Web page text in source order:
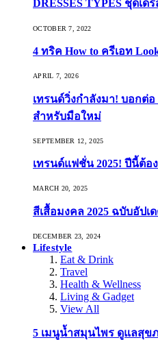
DRESSES TYPES ชุดเด
OCTOBER 7, 2022
4 ทริค How to ครีเอท
APRIL 7, 2026
เทรนด์วิ่งกำลังมา! บอกต่
สำหรับมือใหม่
SEPTEMBER 12, 2025
เทรนด์แฟชั่น 2025! ปีนี้ต้อ
MARCH 20, 2025
สีเสื้อมงคล 2025 ฉบับอัปเ
DECEMBER 23, 2024
Lifestyle
Eat & Drink
Travel
Health & Wellness
Living & Gadget
View All
5 เมนูน้ำสมุนไพร ดูแลสุ